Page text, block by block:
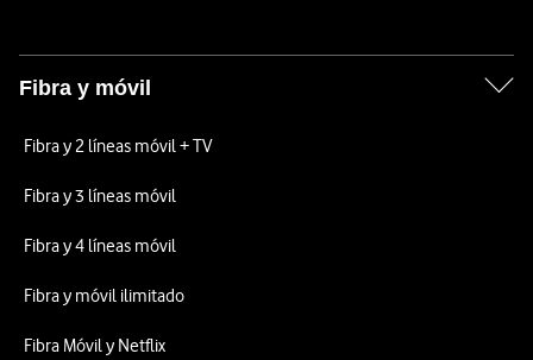
Fibra y móvil
Fibra y 2 líneas móvil + TV
Fibra y 3 líneas móvil
Fibra y 4 líneas móvil
Fibra y móvil ilimitado
Fibra Móvil y Netflix